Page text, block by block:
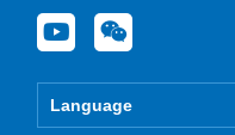
Y
o
u
W
e
i
Language